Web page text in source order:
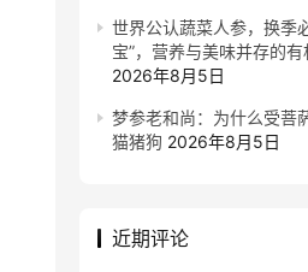
世界公认蔬菜人参，换季
宝”，营养与美味并存的有
2026年8月5日
梦参老和尚：为什么受菩
猫猪狗 2026年8月5日
近期评论